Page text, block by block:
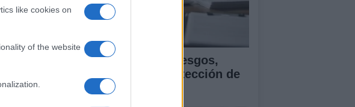
like cookies on
of the website
Guía para evaluar sesgos,
transparencia y protección de
datos en IA